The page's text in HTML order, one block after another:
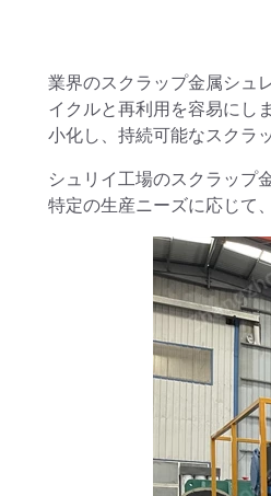
業界のスクラップ金属シュ
イクルと再利用を容易にし
小化し、持続可能なスクラ
シュリイ工場のスクラッ
特定の生産ニーズに応じて